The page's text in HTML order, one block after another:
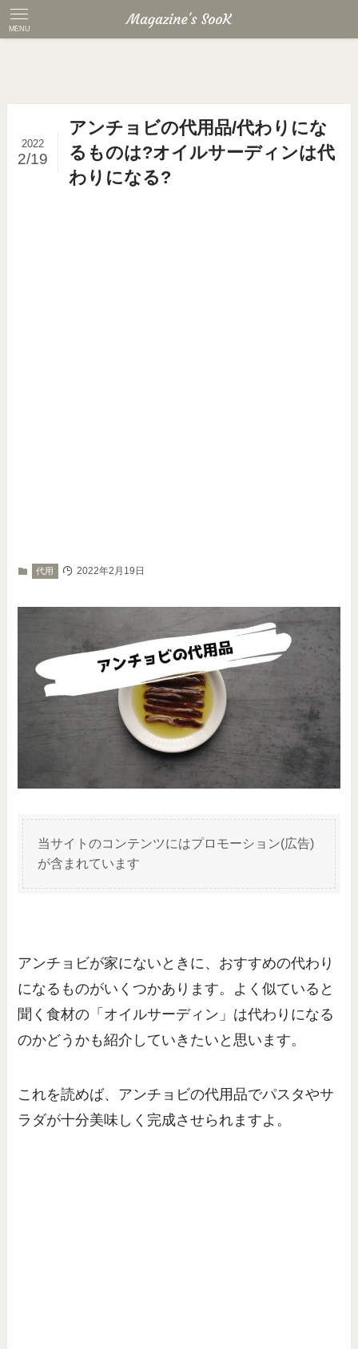
MENU
アンチョビの代用品/代わりにな
るものは?オイルサーディンは代
わりになる?
2022
2/19
代用 2022年2月19日
当サイトのコンテンツにはプロモーション(広告)
が含まれています
アンチョビが家にないときに、おすすめの代わり
になるものがいくつかあります。よく似ていると
聞く食材の「オイルサーディン」は代わりになる
のかどうかも紹介していきたいと思います。
これを読めば、アンチョビの代用品でパスタやサ
ラダが十分美味しく完成させられますよ。